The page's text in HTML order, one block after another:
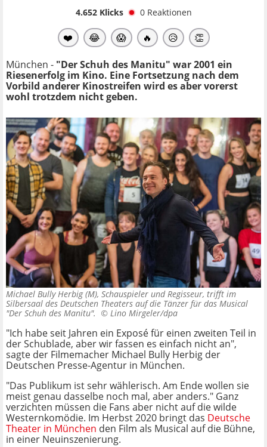
4.652Klicks 0 Reaktionen
❤️ 😂 😱 🔥 😥 👏
München - "Der Schuh des Manitu" war 2001 ein
Riesenerfolg im Kino. Eine Fortsetzung nach dem
Vorbild anderer Kinostreifen wird es aber vorerst
wohl trotzdem nicht geben.
Michael Bully Herbig (M), Schauspieler und Regisseur, trifft im
Silbersaal des Deutschen Theaters auf die Tänzer für das Musical
"Der Schuh des Manitu". © Lino Mirgeler/dpa
"Ich habe seit Jahren ein Exposé für einen zweiten Teil in
der Schublade, aber wir fassen es einfach nicht an",
sagte der Filmemacher Michael Bully Herbig der
Deutschen Presse-Agentur in München.
"Das Publikum ist sehr wählerisch. Am Ende wollen sie
meist genau dasselbe noch mal, aber anders." Ganz
verzichten müssen die Fans aber nicht auf die wilde
Westernkomödie. Im Herbst 2020 bringt das Deutsche
Theater in München den Film als Musical auf die Bühne,
in einer Neuinszenierung.